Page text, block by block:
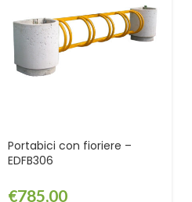
Portabici con fioriere –
EDFB306
€785,00